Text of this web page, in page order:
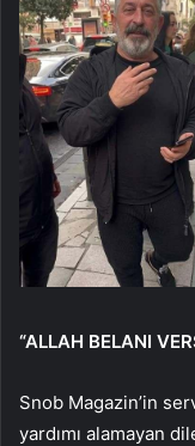
“ALLAH BELANI
Snob Magazin’in
yardımı alamayan